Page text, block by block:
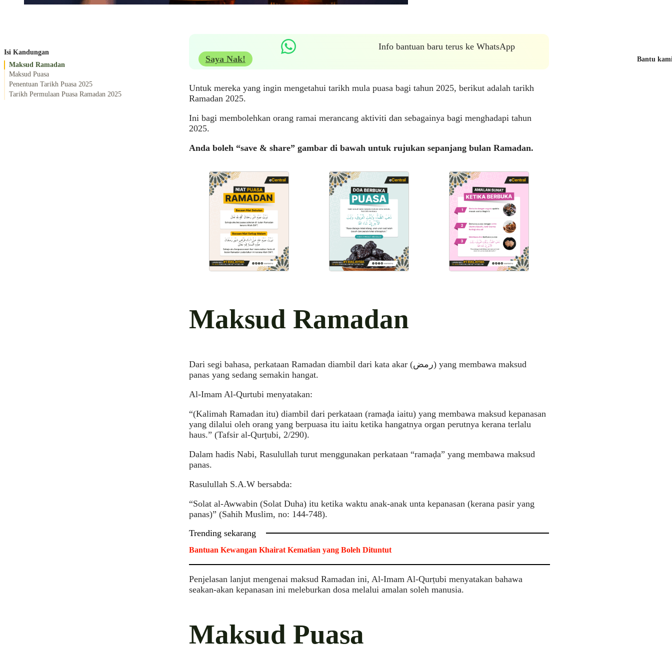
Isi Kandungan
Maksud Ramadan
Maksud Puasa
Penentuan Tarikh Puasa 2025
Tarikh Permulaan Puasa Ramadan 2025
Info bantuan baru terus ke WhatsApp
Saya Nak!
Untuk mereka yang ingin mengetahui tarikh mula puasa bagi tahun 2025, berikut adalah tarikh
Ramadan 2025.
Ini bagi membolehkan orang ramai merancang aktiviti dan sebagainya bagi menghadapi tahun
2025.
Anda boleh “save & share” gambar di bawah untuk rujukan sepanjang bulan Ramadan.
Maksud Ramadan
Dari segi bahasa, perkataan Ramadan diambil dari kata akar (رمض) yang membawa maksud
panas yang sedang semakin hangat.
Al-Imam Al-Qurtubi menyatakan:
“(Kalimah Ramadan itu) diambil dari perkataan (ramaḍa iaitu) yang membawa maksud kepanasan
yang dilalui oleh orang yang berpuasa itu iaitu ketika hangatnya organ perutnya kerana terlalu
haus.” (Tafsir al-Qurṭubi, 2/290).
Dalam hadis Nabi, Rasulullah turut menggunakan perkataan “ramaḍa” yang membawa maksud
panas.
Rasulullah S.A.W bersabda:
“Solat al-Awwabin (Solat Duha) itu ketika waktu anak-anak unta kepanasan (kerana pasir yang
panas)” (Sahih Muslim, no: 144-748).
Trending sekarang
Bantuan Kewangan Khairat Kematian yang Boleh Dituntut
Penjelasan lanjut mengenai maksud Ramadan ini, Al-Imam Al-Qurṭubi menyatakan bahawa
seakan-akan kepanasan ini meleburkan dosa melalui amalan soleh manusia.
Maksud Puasa
Bantu